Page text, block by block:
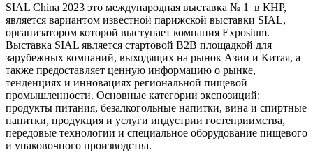
SIAL China 2023 это международная выставка № 1 в КНР,
является вариантом известной парижской выставки SIAL,
организатором которой выступает компания Exposium.
Выставка SIAL является стартовой B2B площадкой для
зарубежных компаний, выходящих на рынок Азии и Китая, а
также предоставляет ценную информацию о рынке,
тенденциях и инновациях региональной пищевой
промышленности. Основные категории экспозиций:
продукты питания, безалкогольные напитки, вина и спиртные
напитки, продукция и услуги индустрии гостеприимства,
передовые технологии и специальное оборудование пищевого
и упаковочного производства.